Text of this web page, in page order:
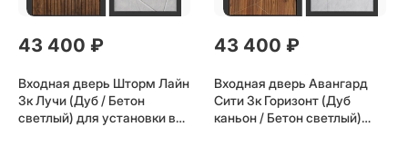
43 400 ₽
Входная дверь Шторм Лайн
3к Лучи (Дуб / Бетон
светлый) для установки в
43 400 ₽
Входная дверь Авангард
Сити 3к Горизонт (Дуб
каньон / Бетон светлый)